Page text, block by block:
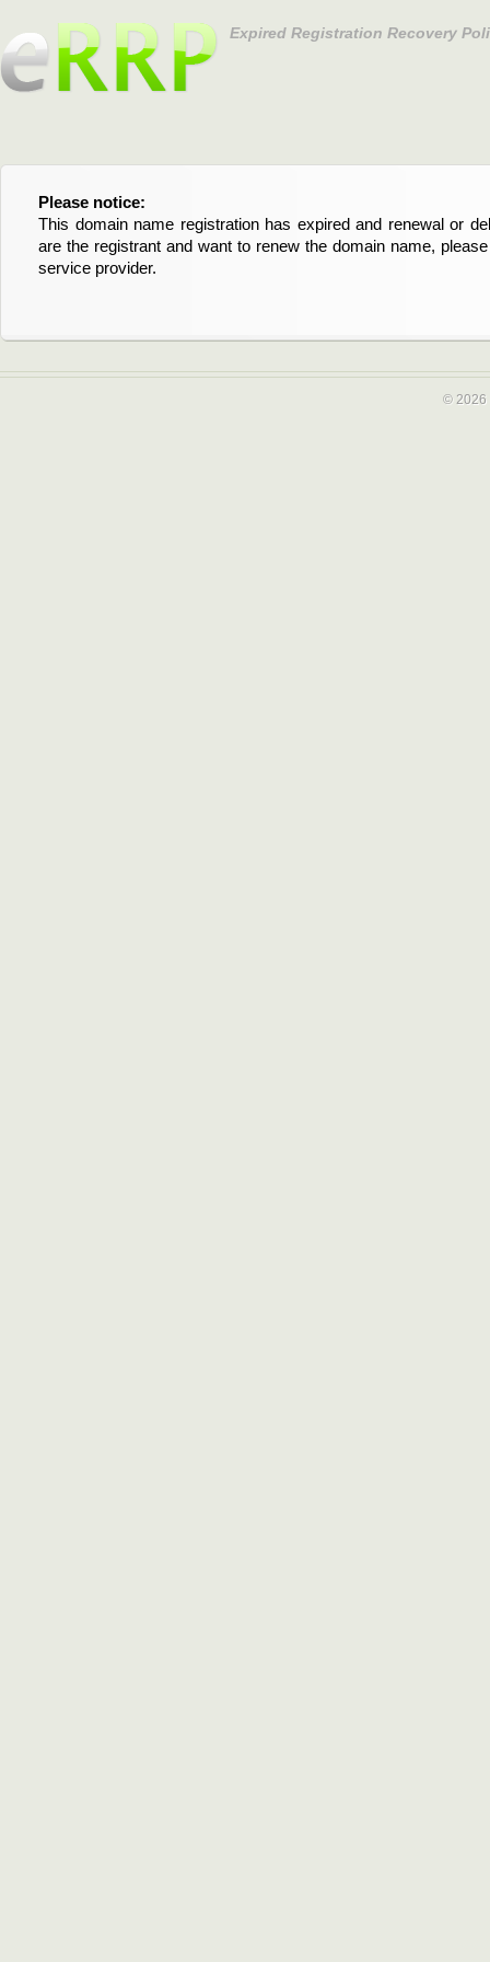
Expired Registration Recovery
Please notice:
This domain name registration has expired and renewal or
are the registrant and want to renew the domain name,
service provider.
Bitte beachten Sie:
Diese Domainregistrierung ist abgelaufen und die
Domain stehen an. Wenn Sie der Registrant sind und
verlängern möchten, kontaktieren Sie bitte Ihren Service-
© 2026